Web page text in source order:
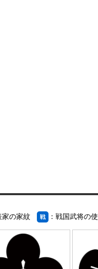
家の家紋 戦 ：戦国武将の